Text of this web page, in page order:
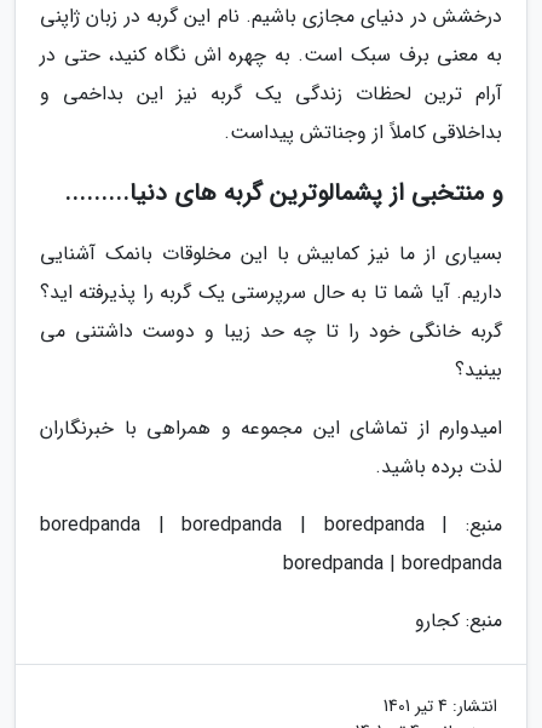
درخشش در دنیای مجازی باشیم. نام این گربه در زبان ژاپنی
به معنی برف سبک است. به چهره اش نگاه کنید، حتی در
آرام ترین لحظات زندگی یک گربه نیز این بداخمی و
بداخلاقی کاملاً از وجناتش پیداست.
و منتخبی از پشمالوترین گربه های دنیا.........
بسیاری از ما نیز کمابیش با این مخلوقات بانمک آشنایی
داریم. آیا شما تا به حال سرپرستی یک گربه را پذیرفته اید؟
گربه خانگی خود را تا چه حد زیبا و دوست داشتنی می
بینید؟
امیدوارم از تماشای این مجموعه و همراهی با خبرنگاران
لذت برده باشید.
منبع: boredpanda | boredpanda | boredpanda |
boredpanda | boredpanda
منبع: کجارو
انتشار: 4 تیر 1401